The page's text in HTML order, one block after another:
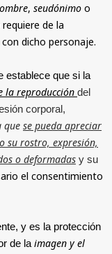
, seudónimo o
requiere de la
dicho personaje.
establece que si la
la reproducción del
corporal,
quese pueda apreciar
su rostro, expresión,
o deformadas y su
el consentimiento
y es la protección
de la imagen y el